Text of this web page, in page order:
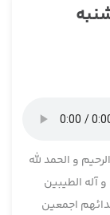
سه‌شنبه
و الحمد لله
آله الطیبین
اجمعین